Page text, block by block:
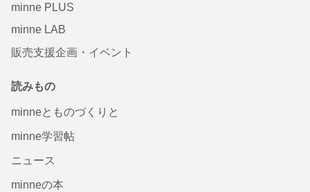
minne PLUS
minne LAB
販売支援企画・イベント
読みもの
minneとものづくりと
minne学習帖
ニュース
minneの本